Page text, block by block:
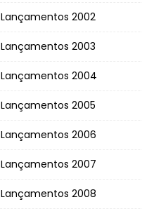
Lançamentos 2002
Lançamentos 2003
Lançamentos 2004
Lançamentos 2005
Lançamentos 2006
Lançamentos 2007
Lançamentos 2008